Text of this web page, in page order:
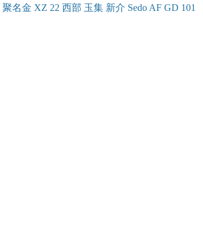
聚名金 XZ 22 西部 玉集 新介 Sedo AF GD 101